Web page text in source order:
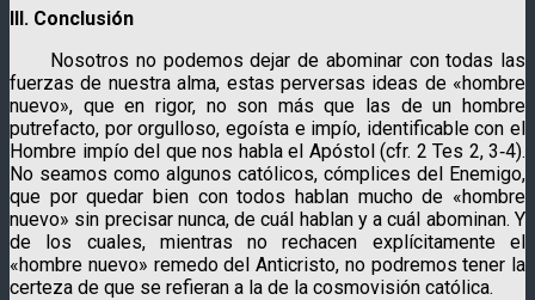
III. Conclusión
Nosotros no podemos dejar de abominar con todas las
fuerzas de nuestra alma, estas perversas ideas de «hombre
nuevo», que en rigor, no son más que las de un hombre
putrefacto, por orgulloso, egoísta e impío, identificable con el
Hombre impío del que nos habla el Apóstol (cfr. 2 Tes 2, 3‑4).
No seamos como algunos católicos, cómplices del Enemigo,
que por quedar bien con todos hablan mucho de «hombre
nuevo» sin precisar nunca, de cuál hablan y a cuál abominan. Y
de los cuales, mientras no rechacen explícitamente el
«hombre nuevo» remedo del Anticristo, no podremos tener la
certeza de que se refieran a la de la cosmovisión católica.